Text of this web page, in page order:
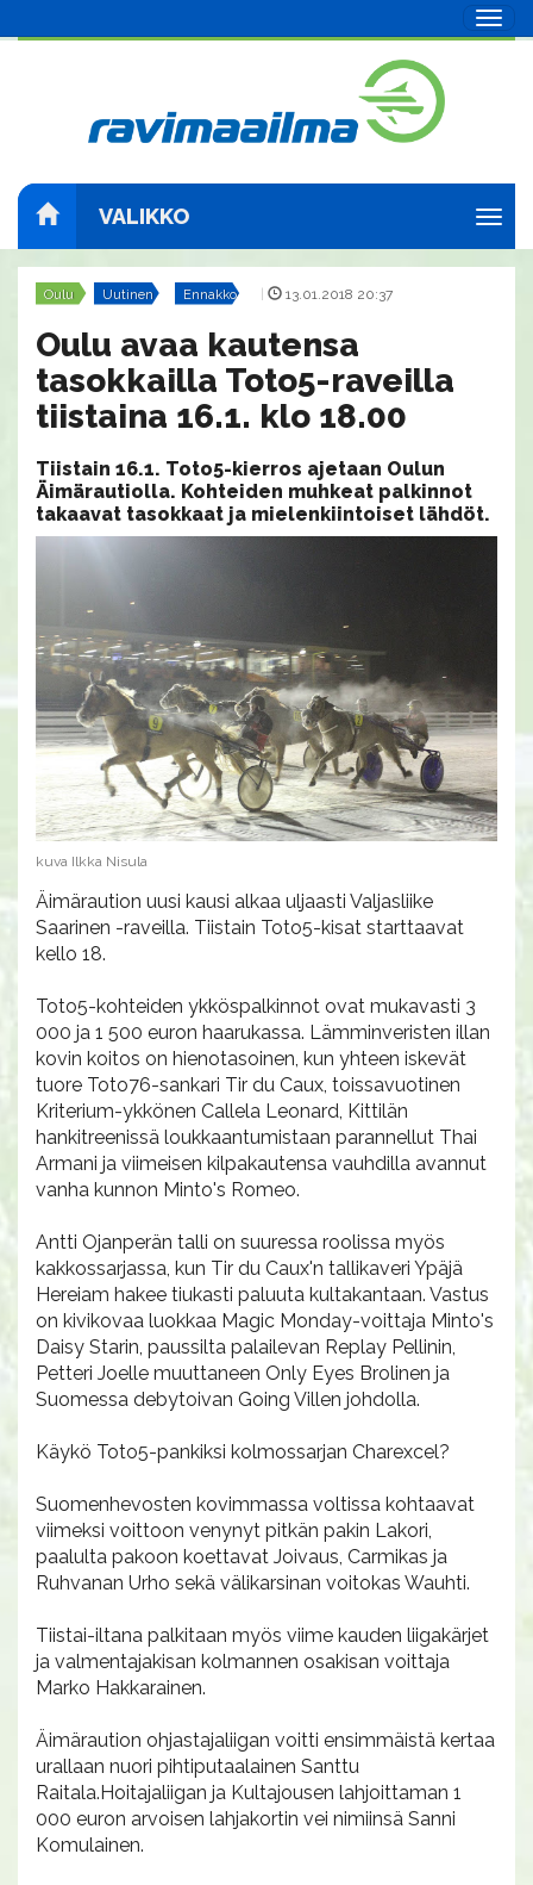
VALIKKO
Oulu Uutinen Ennakko | 13.01.2018 20:37
Oulu avaa kautensa
tasokkailla Toto5-raveilla
tiistaina 16.1. klo 18.00
Tiistain 16.1. Toto5-kierros ajetaan Oulun
Äimärautiolla. Kohteiden muhkeat palkinnot
takaavat tasokkaat ja mielenkiintoiset lähdöt.
kuva Ilkka Nisula
Äimäraution uusi kausi alkaa uljaasti Valjasliike
Saarinen -raveilla. Tiistain Toto5-kisat starttaavat
kello 18.
Toto5-kohteiden ykköspalkinnot ovat mukavasti 3
000 ja 1 500 euron haarukassa. Lämminveristen illan
kovin koitos on hienotasoinen, kun yhteen iskevät
tuore Toto76-sankari Tir du Caux, toissavuotinen
Kriterium-ykkönen Callela Leonard, Kittilän
hankitreenissä loukkaantumistaan parannellut Thai
Armani ja viimeisen kilpakautensa vauhdilla avannut
vanha kunnon Minto's Romeo.
Antti Ojanperän talli on suuressa roolissa myös
kakkossarjassa, kun Tir du Caux'n tallikaveri Ypäjä
Hereiam hakee tiukasti paluuta kultakantaan. Vastus
on kivikovaa luokkaa Magic Monday-voittaja Minto's
Daisy Starin, paussilta palailevan Replay Pellinin,
Petteri Joelle muuttaneen Only Eyes Brolinen ja
Suomessa debytoivan Going Villen johdolla.
Käykö Toto5-pankiksi kolmossarjan Charexcel?
Suomenhevosten kovimmassa voltissa kohtaavat
viimeksi voittoon venynyt pitkän pakin Lakori,
paalulta pakoon koettavat Joivaus, Carmikas ja
Ruhvanan Urho sekä välikarsinan voitokas Wauhti.
Tiistai-iltana palkitaan myös viime kauden liigakärjet
ja valmentajakisan kolmannen osakisan voittaja
Marko Hakkarainen.
Äimäraution ohjastajaliigan voitti ensimmäistä kertaa
urallaan nuori pihtiputaalainen Santtu
Raitala.Hoitajaliigan ja Kultajousen lahjoittaman 1
000 euron arvoisen lahjakortin vei nimiinsä Sanni
Komulainen.